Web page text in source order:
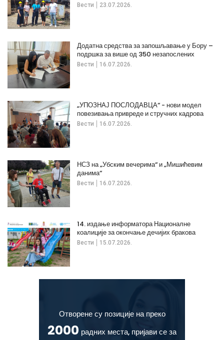
Вести 23.07.2026.
Вести 16.07.2026.
Додатна средства за запошљавање у Бору –
подршка за више од 350 незапослених
Вести 16.07.2026.
„УПОЗНАЈ ПОСЛОДАВЦА“ - нови модел
повезивања привреде и стручних кадрова
Вести 16.07.2026.
НСЗ на „Убским вечерима“ и „Мишићевим
данима“
Вести 15.07.2026.
14. издање информатора Националне
коалиције за окончање дечијих бракова
Отворене су позиције на преко
2000 радних места, пријави се за